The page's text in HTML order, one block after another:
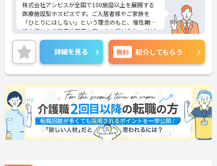
株式会社アンビスが全国で100施設以上を展開する
医療施設型ホスピスです。ご入居者様やご家族を
「ひとりにはしない」という理念のもと、慢性期や
終末期にあり医療依存度の高い方を受け入れ、地域
医療を支える社会的意義の高い事業を推進していま
す。現場には看護師が24時間常駐しています。急変
時の対応や医療行為は看護師が担当するため、初任
者研修や実務者研修の方も食事介助や入浴介助など
の生活を支えるケアに専念できる環境です。多職種
で情報を共有し、一人で判断を抱え込まないチーム
連携の体制がしっかりと整っています。働き方の面
では、夜勤明けの翌日が原則として公休となるほ
か、月平均の残業時間も5時間から7時間程度とかな
り少なめです。常勤スタッフの比率が90パーセント
を超えているため急な勤務変更が発生しにくく、あ
らかじめ決められた訪問予定表に沿って規則正しく
詳細を見る 無料 紹介してもらう